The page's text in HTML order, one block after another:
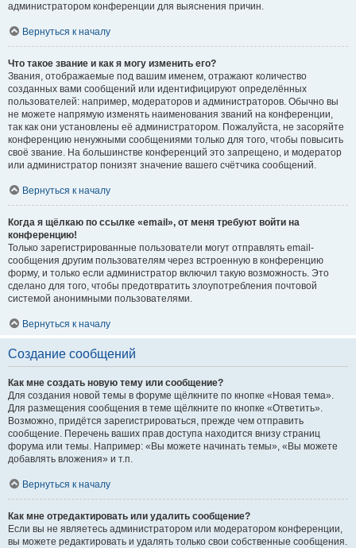
администратором конференции для выяснения причин.
Вернуться к началу
Что такое звание и как я могу изменить его?
Звания, отображаемые под вашим именем, отражают количество
созданных вами сообщений или идентифицируют определённых
пользователей: например, модераторов и администраторов. Обычно вы
не можете напрямую изменять наименования званий на конференции,
так как они установлены её администратором. Пожалуйста, не засоряйте
конференцию ненужными сообщениями только для того, чтобы повысить
своё звание. На большинстве конференций это запрещено, и модератор
или администратор понизят значение вашего счётчика сообщений.
Вернуться к началу
Когда я щёлкаю по ссылке «email», от меня требуют войти на
конференцию!
Только зарегистрированные пользователи могут отправлять email-
сообщения другим пользователям через встроенную в конференцию
форму, и только если администратор включил такую возможность. Это
сделано для того, чтобы предотвратить злоупотребления почтовой
системой анонимными пользователями.
Вернуться к началу
Создание сообщений
Как мне создать новую тему или сообщение?
Для создания новой темы в форуме щёлкните по кнопке «Новая тема».
Для размещения сообщения в теме щёлкните по кнопке «Ответить».
Возможно, придётся зарегистрироваться, прежде чем отправить
сообщение. Перечень ваших прав доступа находится внизу страниц
форума или темы. Например: «Вы можете начинать темы», «Вы можете
добавлять вложения» и т.п.
Вернуться к началу
Как мне отредактировать или удалить сообщение?
Если вы не являетесь администратором или модератором конференции,
вы можете редактировать и удалять только свои собственные сообщения.